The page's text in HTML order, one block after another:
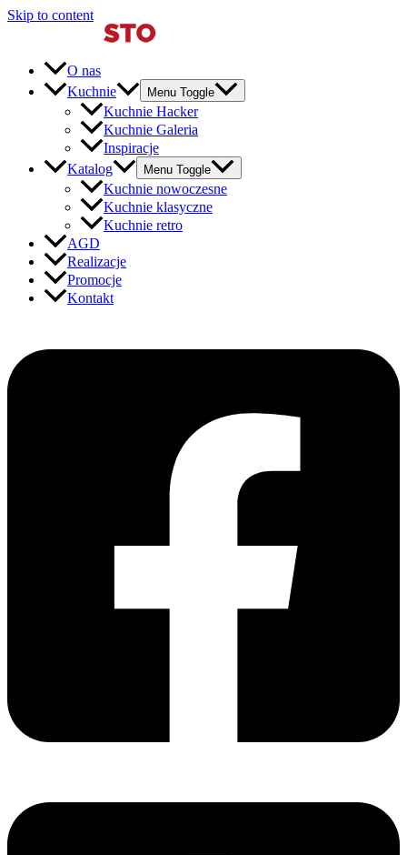
Skip to content
O nas
Kuchnie
Menu Toggle
Kuchnie Hacker
Kuchnie Galeria
Inspiracje
Katalog
Menu Toggle
Kuchnie nowoczesne
Kuchnie klasyczne
Kuchnie retro
AGD
Realizacje
Promocje
Kontakt